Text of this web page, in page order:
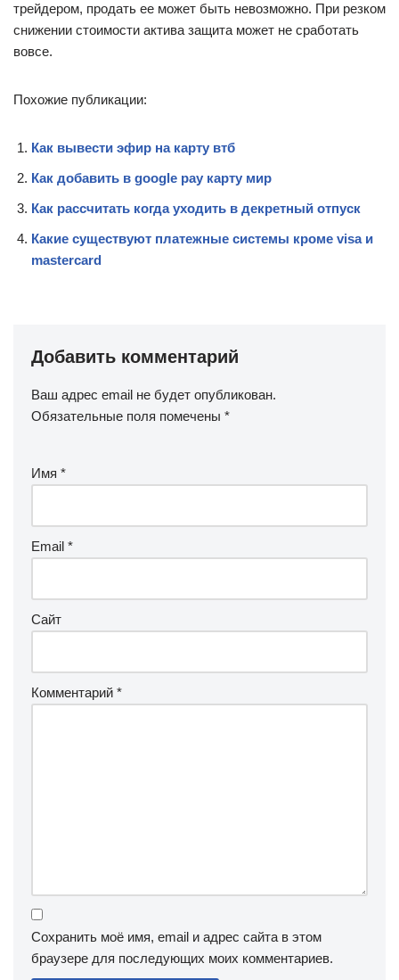
трейдером, продать ее может быть невозможно. При резком
снижении стоимости актива защита может не сработать
вовсе.
Похожие публикации:
Как вывести эфир на карту втб
Как добавить в google pay карту мир
Как рассчитать когда уходить в декретный отпуск
Какие существуют платежные системы кроме visa и
mastercard
Добавить комментарий
Ваш адрес email не будет опубликован.
Обязательные поля помечены *
Имя *
Email *
Сайт
Комментарий *
Сохранить моё имя, email и адрес сайта в этом
браузере для последующих моих комментариев.